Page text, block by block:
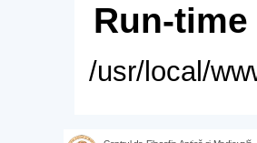
Run-
/usr/local/